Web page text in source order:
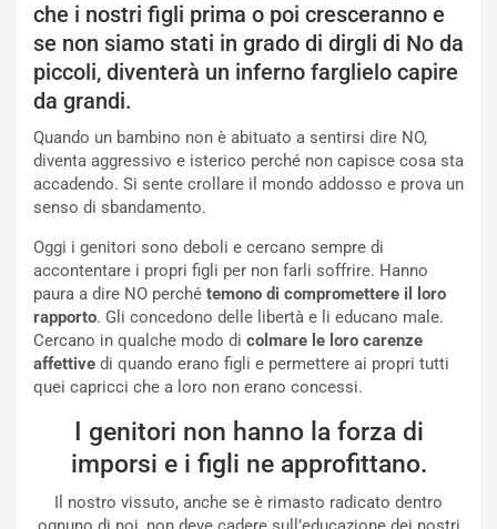
che i nostri figli prima o poi cresceranno e
se non siamo stati in grado di dirgli di No da
piccoli, diventerà un inferno farglielo capire
da grandi.
Quando un bambino non è abituato a sentirsi dire NO,
diventa aggressivo e isterico perché non capisce cosa sta
accadendo. Si sente crollare il mondo addosso e prova un
senso di sbandamento.
Oggi i genitori sono deboli e cercano sempre di
accontentare i propri figli per non farli soffrire. Hanno
paura a dire NO perché temono di compromettere il loro
rapporto. Gli concedono delle libertà e li educano male.
Cercano in qualche modo di colmare le loro carenze
affettive di quando erano figli e permettere ai propri tutti
quei capricci che a loro non erano concessi.
I genitori non hanno la forza di
imporsi e i figli ne approfittano.
Il nostro vissuto, anche se è rimasto radicato dentro